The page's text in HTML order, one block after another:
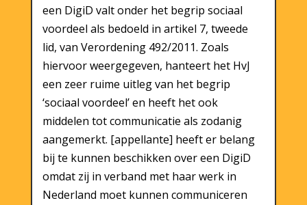
een DigiD valt onder het begrip sociaal
voordeel als bedoeld in artikel 7, tweede
lid, van Verordening 492/2011. Zoals
hiervoor weergegeven, hanteert het HvJ
een zeer ruime uitleg van het begrip
‘sociaal voordeel’ en heeft het ook
middelen tot communicatie als zodanig
aangemerkt. [appellante] heeft er belang
bij te kunnen beschikken over een DigiD
omdat zij in verband met haar werk in
Nederland moet kunnen communiceren